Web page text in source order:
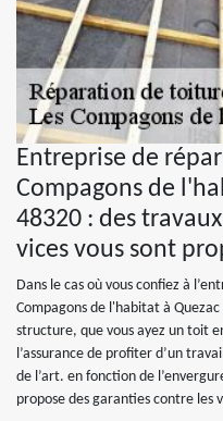
Entreprise de
Compagons de
48320 : des
vices vous sont
Dans le cas où vous confiez à
Compagons de l'habitat à
structure, que vous ayez un toit
l’assurance de profiter d’un
de l’art. en fonction de
propose des garanties contre les